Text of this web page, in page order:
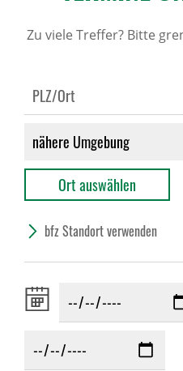
Zu viele Treffer? Bitte
bfz Standort verwenden
Zeitraum
von: